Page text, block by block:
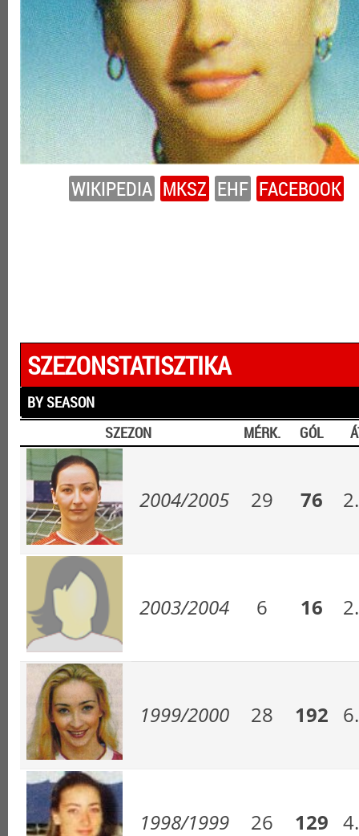
WIKIPEDIA MKSZ EHF FACEBOOK
SZEZONSTATISZTIKA
BY SEASON
SZEZON
MÉRK. GÓL
2004/2005 29 76
2003/2004 6 16
1999/2000 28 192
1998/1999 26 129